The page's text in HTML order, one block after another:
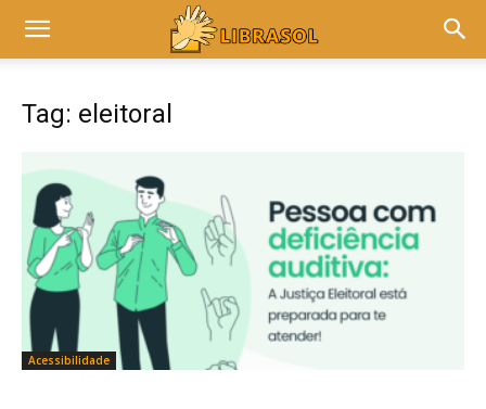
Tag: eleitoral
Acessibilidade